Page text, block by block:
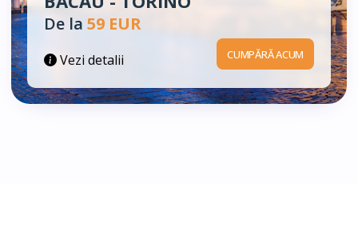
De la 59 EUR
Vezi detalii CUMPĂRĂ ACUM